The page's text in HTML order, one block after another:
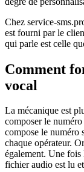
Chez service-
est fourni par le
qui parle est celle
Comment
vocal
La mécanique est
composer le
compose le numéro
chaque opérateur.
également. Une fois
fichier audio est lu